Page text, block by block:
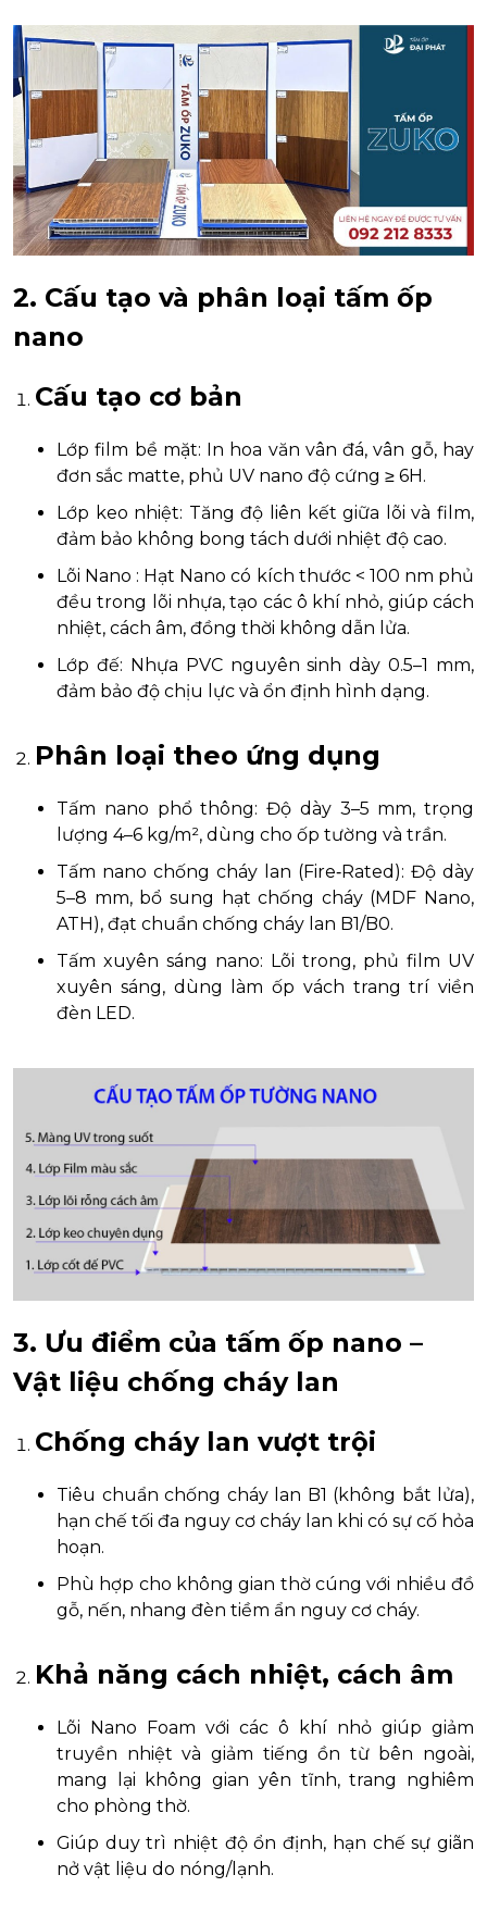
2. Cấu tạo và phân loại tấm ốp
nano
Cấu tạo cơ bản
Lớp film bề mặt: In hoa văn vân đá, vân gỗ, hay
đơn sắc matte, phủ UV nano độ cứng ≥ 6H.
Lớp keo nhiệt: Tăng độ liên kết giữa lõi và film,
đảm bảo không bong tách dưới nhiệt độ cao.
Lõi Nano : Hạt Nano có kích thước < 100 nm phủ
đều trong lõi nhựa, tạo các ô khí nhỏ, giúp cách
nhiệt, cách âm, đồng thời không dẫn lửa.
Lớp đế: Nhựa PVC nguyên sinh dày 0.5–1 mm,
đảm bảo độ chịu lực và ổn định hình dạng.
Phân loại theo ứng dụng
Tấm nano phổ thông: Độ dày 3–5 mm, trọng
lượng 4–6 kg/m², dùng cho ốp tường và trần.
Tấm nano chống cháy lan (Fire‑Rated): Độ dày
5–8 mm, bổ sung hạt chống cháy (MDF Nano,
ATH), đạt chuẩn chống cháy lan B1/B0.
Tấm xuyên sáng nano: Lõi trong, phủ film UV
xuyên sáng, dùng làm ốp vách trang trí viền
đèn LED.
3. Ưu điểm của tấm ốp nano –
Vật liệu chống cháy lan
Chống cháy lan vượt trội
Tiêu chuẩn chống cháy lan B1 (không bắt lửa),
hạn chế tối đa nguy cơ cháy lan khi có sự cố hỏa
hoạn.
Phù hợp cho không gian thờ cúng với nhiều đồ
gỗ, nến, nhang đèn tiềm ẩn nguy cơ cháy.
Khả năng cách nhiệt, cách âm
Lõi Nano Foam với các ô khí nhỏ giúp giảm
truyền nhiệt và giảm tiếng ồn từ bên ngoài,
mang lại không gian yên tĩnh, trang nghiêm
cho phòng thờ.
Giúp duy trì nhiệt độ ổn định, hạn chế sự giãn
nở vật liệu do nóng/lạnh.